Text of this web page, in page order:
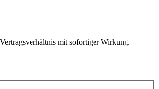
mit sofortiger Wirkung.